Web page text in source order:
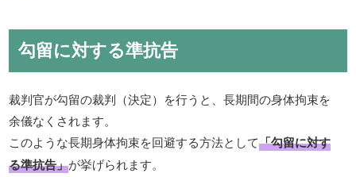
勾留に対する準抗告
裁判官が勾留の裁判（決定）を行うと、長期間の身体拘束を
余儀なくされます。
このような長期身体拘束を回避する方法として「勾留に対す
る準抗告」が挙げられます。